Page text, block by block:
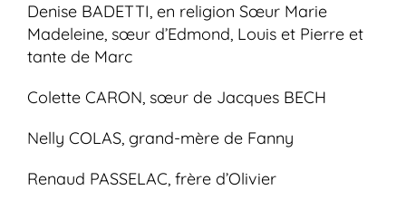
Denise BADETTI, en religion Sœur Marie
Madeleine, sœur d’Edmond, Louis et Pierre et
tante de Marc
Colette CARON, sœur de Jacques BECH
Nelly COLAS, grand-mère de Fanny
Renaud PASSELAC, frère d’Olivier